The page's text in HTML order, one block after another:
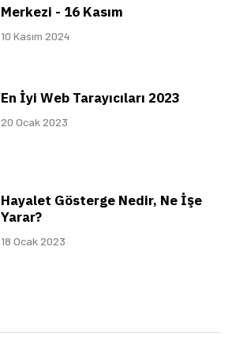
Merkezi - 16 Kasım
10 Kasım 2024
En İyi Web Tarayıcıları 2023
20 Ocak 2023
Hayalet Gösterge Nedir, Ne İşe
Yarar?
18 Ocak 2023